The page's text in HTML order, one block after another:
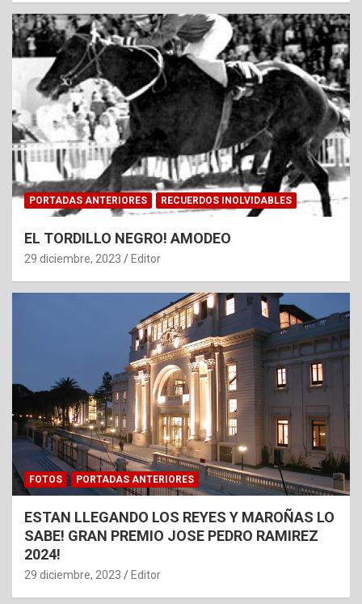
PORTADAS ANTERIORES RECUERDOS INOLVIDABLES
EL TORDILLO NEGRO! AMODEO
29 diciembre, 2023 Editor
FOTOS PORTADAS ANTERIORES
ESTAN LLEGANDO LOS REYES Y MAROÑAS LO
SABE! GRAN PREMIO JOSE PEDRO RAMIREZ
2024!
29 diciembre, 2023 Editor